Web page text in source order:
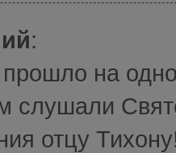
:
на
слушали
отцу